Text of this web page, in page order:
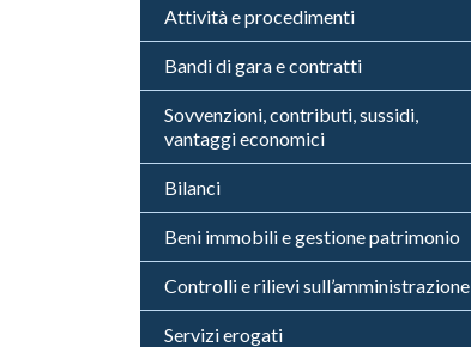
Attività e procedimenti
Bandi di gara e contratti
Sovvenzioni, contributi, sussidi,
vantaggi economici
Bilanci
Beni immobili e gestione patrimonio
Controlli e rilievi sull’amministrazione
Servizi erogati